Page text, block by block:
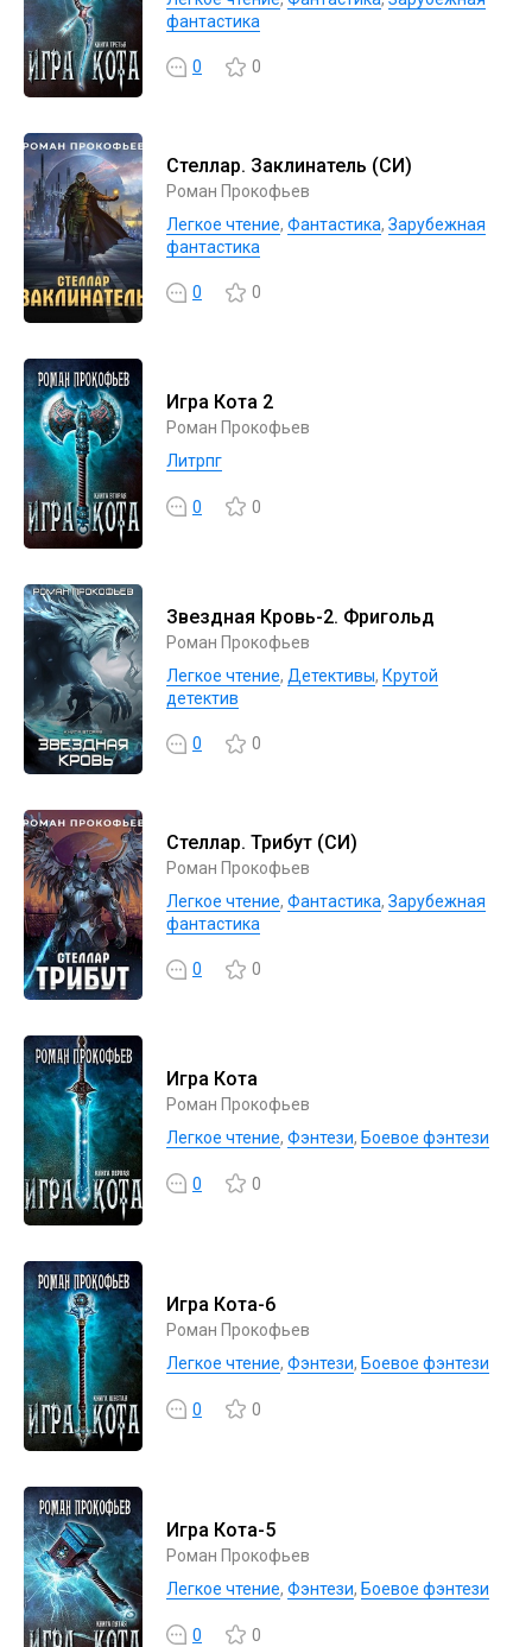
фантастика
0 0
Стеллар. Заклинатель (СИ)
Роман Прокофьев
Легкое чтение, Фантастика, Зарубежная
фантастика
0 0
Игра Кота 2
Роман Прокофьев
Литрпг
0 0
Звездная Кровь-2. Фригольд
Роман Прокофьев
Легкое чтение, Детективы, Крутой
детектив
0 0
Стеллар. Трибут (СИ)
Роман Прокофьев
Легкое чтение, Фантастика, Зарубежная
фантастика
0 0
Игра Кота
Роман Прокофьев
Легкое чтение, Фэнтези, Боевое фэнтези
0 0
Игра Кота-6
Роман Прокофьев
Легкое чтение, Фэнтези, Боевое фэнтези
0 0
Игра Кота-5
Роман Прокофьев
Легкое чтение, Фэнтези, Боевое фэнтези
0 0